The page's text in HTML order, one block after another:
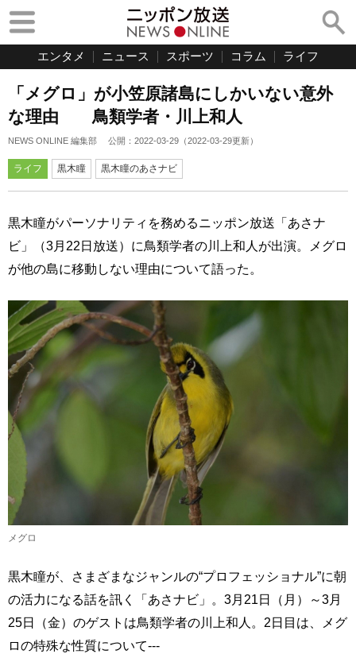
エンタメ ニュース スポーツ コラム ライフ
「メグロ」が小笠原諸島にしかいない意外
な理由 鳥類学者・川上和人
NEWS ONLINE 編集部 公開： 2022-03-29 （2022-03-29更新）
ライフ 黒木瞳 黒木瞳のあさナビ
黒木瞳がパーソナリティを務めるニッポン放送「あさナ
ビ」（3月22日放送）に鳥類学者の川上和人が出演。メグロ
が他の島に移動しない理由について語った。
メグロ
黒木瞳が、さまざまなジャンルの“プロフェッショナル”に朝
の活力になる話を訊く「あさナビ」。3月21日（月）～3月
25日（金）のゲストは鳥類学者の川上和人。2日目は、メグ
ロの特殊な性質について---